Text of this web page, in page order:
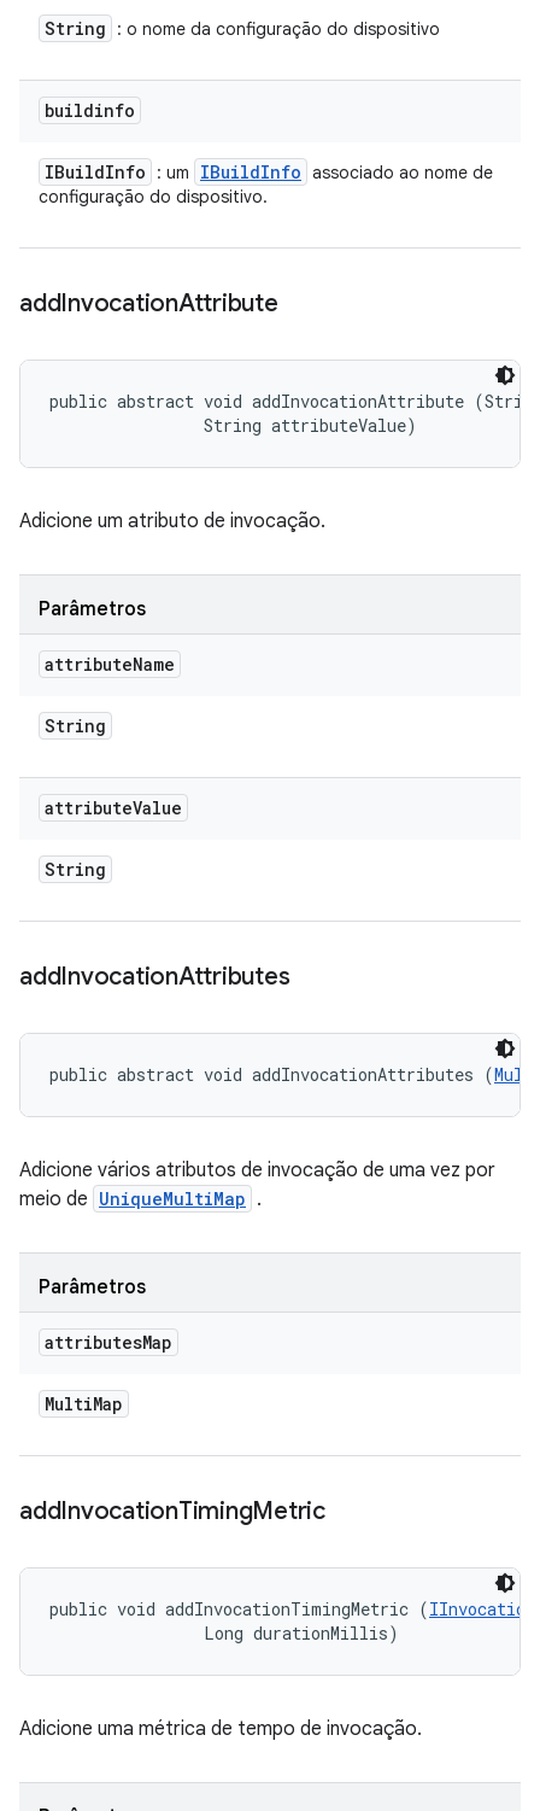
String : o nome da configuração do dispositivo
buildinfo
IBuildInfo : um IBuildInfo associado ao nome de
configuração do dispositivo.
addInvocationAttribute
public abstract void addInvocationAttribute
                String attributeValue)
Adicione um atributo de invocação.
Parâmetros
attributeName
String
attributeValue
String
addInvocationAttributes
public abstract void addInvocationAttributes (
Adicione vários atributos de invocação de uma vez por
meio de UniqueMultiMap .
Parâmetros
attributesMap
MultiMap
addInvocationTimingMetric
public void addInvocationTimingMetric (
                Long durationMillis)
Adicione uma métrica de tempo de invocação.